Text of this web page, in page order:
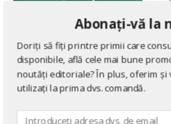
Abonați-vă la
Doriți să fiți printre primii care
disponibile, află cele mai bune
noutăți editoriale? În plus, oferim și
utilizați la prima dvs. comandă.